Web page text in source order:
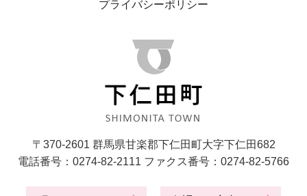
プライバシーポリシー
〒370-2601 群馬県甘楽郡下仁田町大字下仁田682
電話番号：0274-82-2111 ファクス番号：0274-82-5766